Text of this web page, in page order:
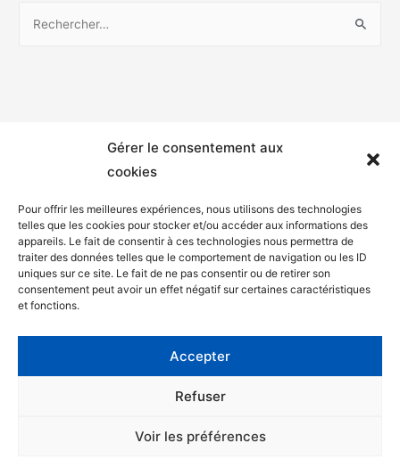
Gérer le consentement aux
cookies
Pour offrir les meilleures expériences, nous utilisons des technologies
telles que les cookies pour stocker et/ou accéder aux informations des
appareils. Le fait de consentir à ces technologies nous permettra de
traiter des données telles que le comportement de navigation ou les ID
uniques sur ce site. Le fait de ne pas consentir ou de retirer son
consentement peut avoir un effet négatif sur certaines caractéristiques
et fonctions.
Accepter
Refuser
Voir les préférences
Mentions légales
Politique de confidentialité